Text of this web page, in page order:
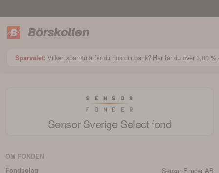
Börskollen
Sparvalet: Vilken sparränta får du hos din bank? Här får du över 3,00
Sensor Sverige Selectfond
OM FONDEN
Fondbolag
Sensor Fonder AB